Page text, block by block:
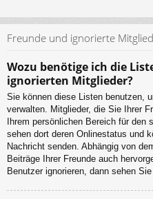
Freunde und ignorierte
Wozu benötige ich die
ignorierten Mitglieder?
Sie können diese Listen benutzen,
verwalten. Mitglieder, die Sie Ihrer
Ihrem persönlichen Bereich für
sehen dort deren Onlinestatus und
Nachricht senden. Abhängig von
Beiträge Ihrer Freunde auch
Benutzer ignorieren, dann sehen